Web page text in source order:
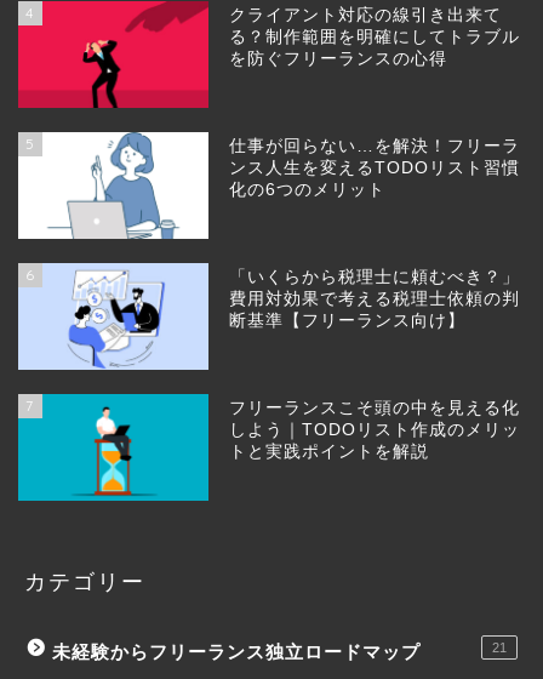
4
クライアント対応の線引き出来て
る？制作範囲を明確にしてトラブル
を防ぐフリーランスの心得
5
仕事が回らない…を解決！フリーラ
ンス人生を変えるTODOリスト習慣
化の6つのメリット
6
「いくらから税理士に頼むべき？」
費用対効果で考える税理士依頼の判
断基準【フリーランス向け】
7
フリーランスこそ頭の中を見える化
しよう｜TODOリスト作成のメリッ
トと実践ポイントを解説
カテゴリー
未経験からフリーランス独立ロードマップ 21